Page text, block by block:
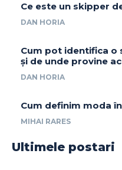
Ce este un skipper
DAN HORIA
Cum pot identifica o
și de unde provine
DAN HORIA
Cum definim moda
MIHAI RARES
Ultimele postari